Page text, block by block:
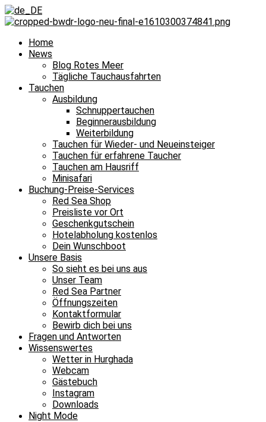
Home
News
Blog Rotes Meer
Tägliche Tauchausfahrten
Tauchen
Ausbildung
Schnuppertauchen
Beginnerausbildung
Weiterbildung
Tauchen für Wieder- und Neueinsteiger
Tauchen für erfahrene Taucher
Tauchen am Hausriff
Minisafari
Buchung-Preise-Services
Red Sea Shop
Preisliste vor Ort
Geschenkgutschein
Hotelabholung kostenlos
Dein Wunschboot
Unsere Basis
So sieht es bei uns aus
Unser Team
Red Sea Partner
Öffnungszeiten
Kontaktformular
Bewirb dich bei uns
Fragen und Antworten
Wissenswertes
Wetter in Hurghada
Webcam
Gästebuch
Instagram
Downloads
Night Mode